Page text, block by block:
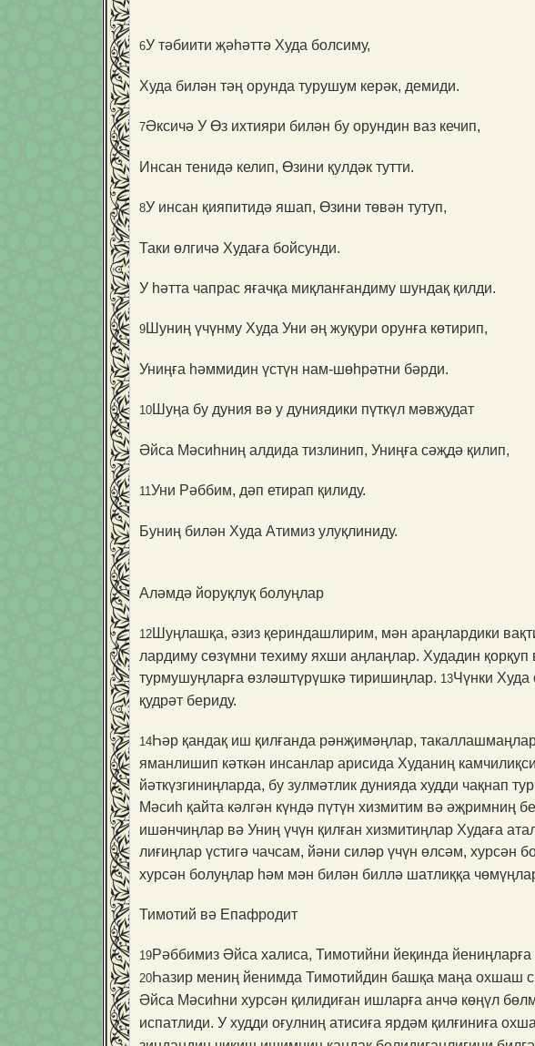
6У тәбиити җәһәттә Худа болсиму,
Худа билән тәң орунда турушум керәк, демиди.
7Әксичә У Өз ихтияри билән бу орундин ваз кечип,
Инсан тенидә келип, Өзини қулдәк тутти.
8У инсан қияпитидә яшап, Өзини төвән тутуп,
Таки өлгичә Худаға бойсунди.
У һәтта чапрас яғачқа миқланғандиму шундақ қилди.
9 Шуниң үчүнму Худа Уни әң жуқури орунға көтирип,
Униңға һәммидин үстүн нам-шөһрәтни бәрди.
10 Шуңа бу дуния вә у дуниядики пүткүл мәвҗудат
Әйса Мәсиһниң алдида тизлинип, Униңға сәҗдә қилип,
11Уни Рәббим, дәп етирап қилиду.
Буниң билән Худа Атимиз улуқлиниду.
Аләмдә йоруқлуқ болуңлар
12 Шуңлашқа, әзиз қериндашлирим, мән араңлардики
лардиму сөзүмни техиму яхши аңлаңлар. Худадин қорқуп
турмушуңларға өзләштүрүшкә тиришиңлар. 13Чүнки Худа
қудрәт бериду.
14 Һәр қандақ иш қилғанда рәнҗимәңлар,
яман­лишип кәткән инсанлар арисида Худаниң
йәткүзгиниңларда, бу зулмәтлик дунияда худди чақнап
Мәсиһ қайта кәлгән күндә пүтүн хизмитим вә әҗримниң
ишәнчиңлар вә Униң үчүн қилған хизмитиңлар Худаға
лиғиңлар үстигә чачсам, йәни силәр үчүн өлсәм,
хурсән болуңлар һәм мән билән биллә шатлиққа
Тимотий вә Епафродит
19Рәббимиз Әйса халиса, Тимотийни йеқинда
20 Һазир мениң йенимда Тимотийдин башқа маңа охшаш
Әйса Мәсиһни хурсән қилидиған ишларға анчә көңүл
испатлиди. У худди оғулниң атисиға ярдәм қилғиниға